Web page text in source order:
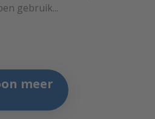
gebruik...
meer